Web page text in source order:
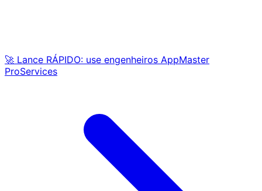
🚀 Lance RÁPIDO: use engenheiros AppMaster
ProServices